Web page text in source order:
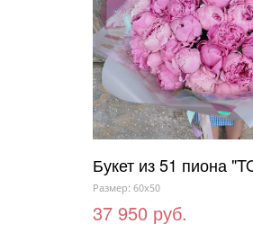
Букет из 51 пиона
Размер: 60x50
37 950 руб.